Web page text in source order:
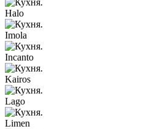
Halo
Imola
Incanto
Kairos
Lago
Limen